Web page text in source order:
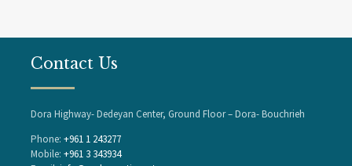
Contact Us
Dora Highway- Dedeyan Center, Ground Floor – Dora- Bouchrieh
Phone: +961 1 243277
Mobile: +961 3 343934